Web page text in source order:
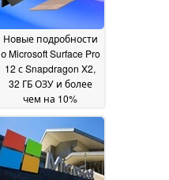
Новые подробности
о Microsoft Surface Pro
12 с Snapdragon X2,
32 ГБ ОЗУ и более
чем на 10%
автономной работы,
чем у старшей
модели03 June 2026